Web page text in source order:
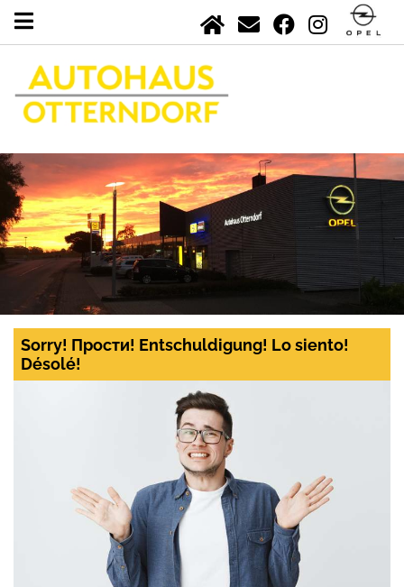
Sorry! Прости! Entschuldigung! Lo siento!
Désolé!